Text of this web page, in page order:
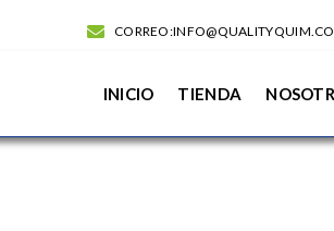
INICIO TIENDA